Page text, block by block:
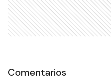
Comentarios